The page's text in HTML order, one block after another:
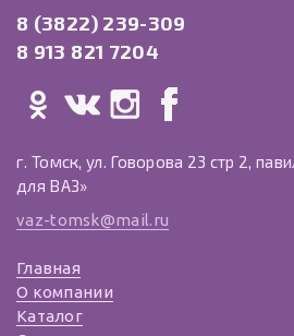
8 (3822) 239-309
8 913 821 7204
г. Томск, ул. Говорова 23 стр 2,
для ВАЗ»
vaz-tomsk@mail.ru
Главная
О компании
Каталог